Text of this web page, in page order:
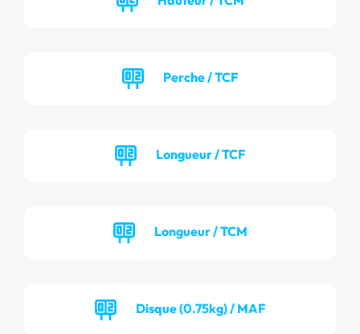
Perche / TCF
Longueur / TCF
Longueur / TCM
Disque (0.75kg) / MAF